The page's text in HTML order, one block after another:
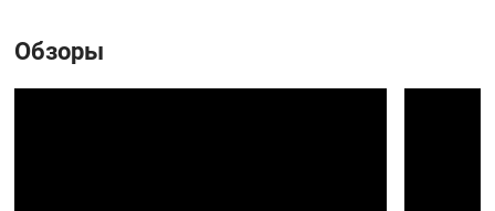
Обзоры